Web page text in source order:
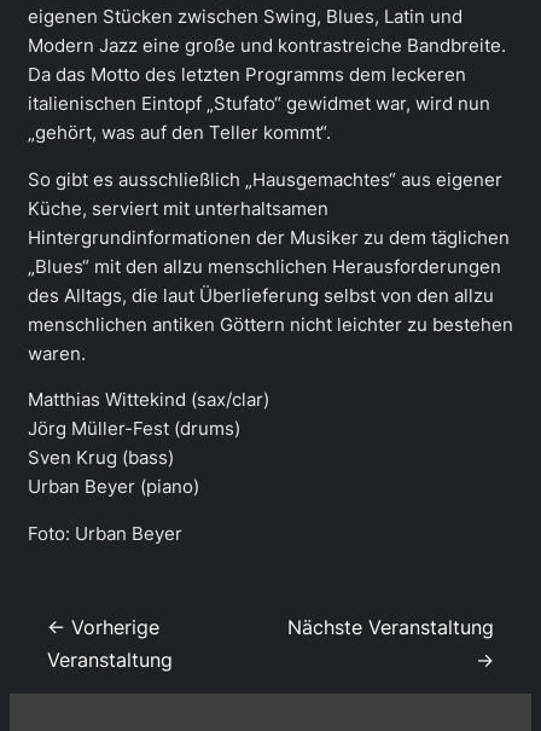
eigenen Stücken zwischen Swing, Blues, Latin und
Modern Jazz eine große und kontrastreiche Bandbreite.
Da das Motto des letzten Programms dem leckeren
italienischen Eintopf „Stufato“ gewidmet war, wird nun
„gehört, was auf den Teller kommt“.
So gibt es ausschließlich „Hausgemachtes“ aus eigener
Küche, serviert mit unterhaltsamen
Hintergrundinformationen der Musiker zu dem täglichen
„Blues“ mit den allzu menschlichen Herausforderungen
des Alltags, die laut Überlieferung selbst von den allzu
menschlichen antiken Göttern nicht leichter zu bestehen
waren.
Matthias Wittekind (sax/clar)
Jörg Müller-Fest (drums)
Sven Krug (bass)
Urban Beyer (piano)
Foto: Urban Beyer
← Vorherige
Veranstaltung
Nächste Veranstaltung
→